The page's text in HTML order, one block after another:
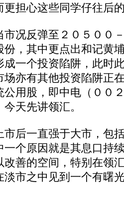
更担心这些同学仔往后
况反弹至２０５００
份，其中更点出和记黄
成一个投资陷阱，此时
场亦有其他投资陷阱正
公用股，即中电（００
天先讲领汇。
后一直强于大市，包
一个原因就是其息口持
善的空间，特别在领
淡市之中见到一个有曙